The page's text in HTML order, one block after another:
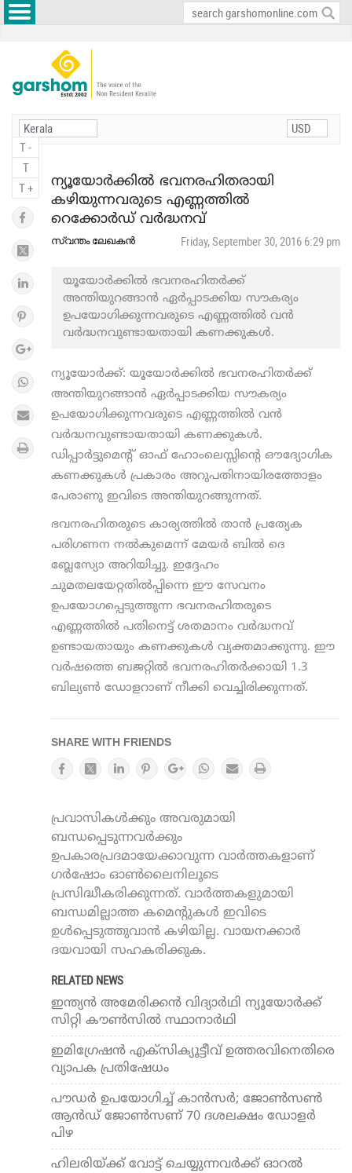
T -
T
T +
ന്യൂയോർക്കിൽ ഭവനരഹിതരായി
കഴിയുന്നവരുടെ എണ്ണത്തിൽ
റെക്കോർഡ് വർദ്ധനവ്
സ്വന്തം ലേഖകൻ Friday, September 30, 2016 6:29 pm
യൂയോർക്കിൽ ഭവനരഹിതർക്ക്
അന്തിയുറങ്ങാൻ ഏർപ്പാടക്കിയ സൗകര്യം
ഉപയോഗിക്കുന്നവരുടെ എണ്ണത്തിൽ വൻ
വർദ്ധനവുണ്ടായതായി കണക്കുകൾ.
ന്യൂയോർക്ക്: യൂയോർക്കിൽ ഭവനരഹിതർക്ക്
അന്തിയുറങ്ങാൻ ഏർപ്പാടക്കിയ സൗകര്യം
ഉപയോഗിക്കുന്നവരുടെ എണ്ണത്തിൽ വൻ
വർദ്ധനവുണ്ടായതായി കണക്കുകൾ.
ഡിപ്പാർട്ടുമെന്റ് ഓഫ് ഹോംലെസ്സിന്റെ ഔദ്യോഗിക
കണക്കുകൾ പ്രകാരം അറുപതിനായിരത്തോളം
പേരാണു ഇവിടെ അന്തിയുറങ്ങുന്നത്.
ഭവനരഹിതരുടെ കാര്യത്തിൽ താൻ പ്രത്യേക
പരിഗണന നൽകുമെന്ന് മേയർ ബിൽ ദെ
ബ്ലേസ്യോ അറിയിച്ചു. ഇദ്ദേഹം
ചുമതലയേറ്റതിൽപ്പിന്നെ ഈ സേവനം
ഉപയോഗപ്പെടുത്തുന്ന ഭവനരഹിതരുടെ
എണ്ണത്തിൽ പതിനെട്ട് ശതമാനം വർദ്ധനവ്
ഉണ്ടായതായും കണക്കുകൾ വ്യക്തമാക്കുന്നു. ഈ
വർഷത്തെ ബജറ്റിൽ ഭവനരഹിതർക്കായി 1.3
ബില്യൺ ഡോളറാണ് നീക്കി വെച്ചിരിക്കുന്നത്.
SHARE WITH FRIENDS
പ്രവാസികൾക്കും അവരുമായി
ബന്ധപ്പെടുന്നവർക്കും
ഉപകാരപ്രദമായേക്കാവുന്ന വാർത്തകളാണ്
ഗർഷോം ഓൺലൈനിലൂടെ
പ്രസിദ്ധീകരിക്കുന്നത്. വാർത്തകളുമായി
ബന്ധമില്ലാത്ത കമെന്റുകൾ ഇവിടെ
ഉൾപ്പെടുത്തുവാൻ കഴിയില്ല. വായനക്കാർ
ദയവായി സഹകരിക്കുക.
RELATED NEWS
ഇന്ത്യൻ അമേരിക്കൻ വിദ്യാർഥി ന്യൂയോർക്ക്
സിറ്റി കൗണ്‍സിൽ സ്ഥാനാർഥി
ഇമിഗ്രേഷന്‍ എക്സിക്യൂട്ടീവ് ഉത്തരവിനെതിരെ
വ്യാപക പ്രതിഷേധം
പൗഡര്‍ ഉപയോഗിച്ച് കാൻസർ; ജോണ്‍സണ്‍
ആന്‍ഡ് ജോണ്‍സണ് 70 ദശലക്ഷം ഡോളര്‍
പിഴ
ഹിലരിയ്ക്ക് വോട്ട് ചെയ്യുന്നവർക്ക് ഓറൽ